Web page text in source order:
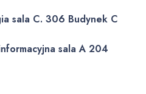
sala C. 306 Budynek C
sala A 204